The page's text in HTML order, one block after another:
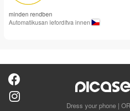
minden rendben
Automatikusan lefordítva innen
Dress your phone |